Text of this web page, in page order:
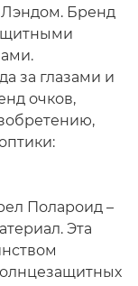
Бренд
за глазами и
очков,
Полароид –
Эта